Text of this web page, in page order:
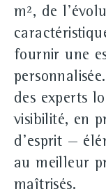
m², de
fournir une
des experts
visibilité, en
d'esprit —
au meilleur
maîtrisés.